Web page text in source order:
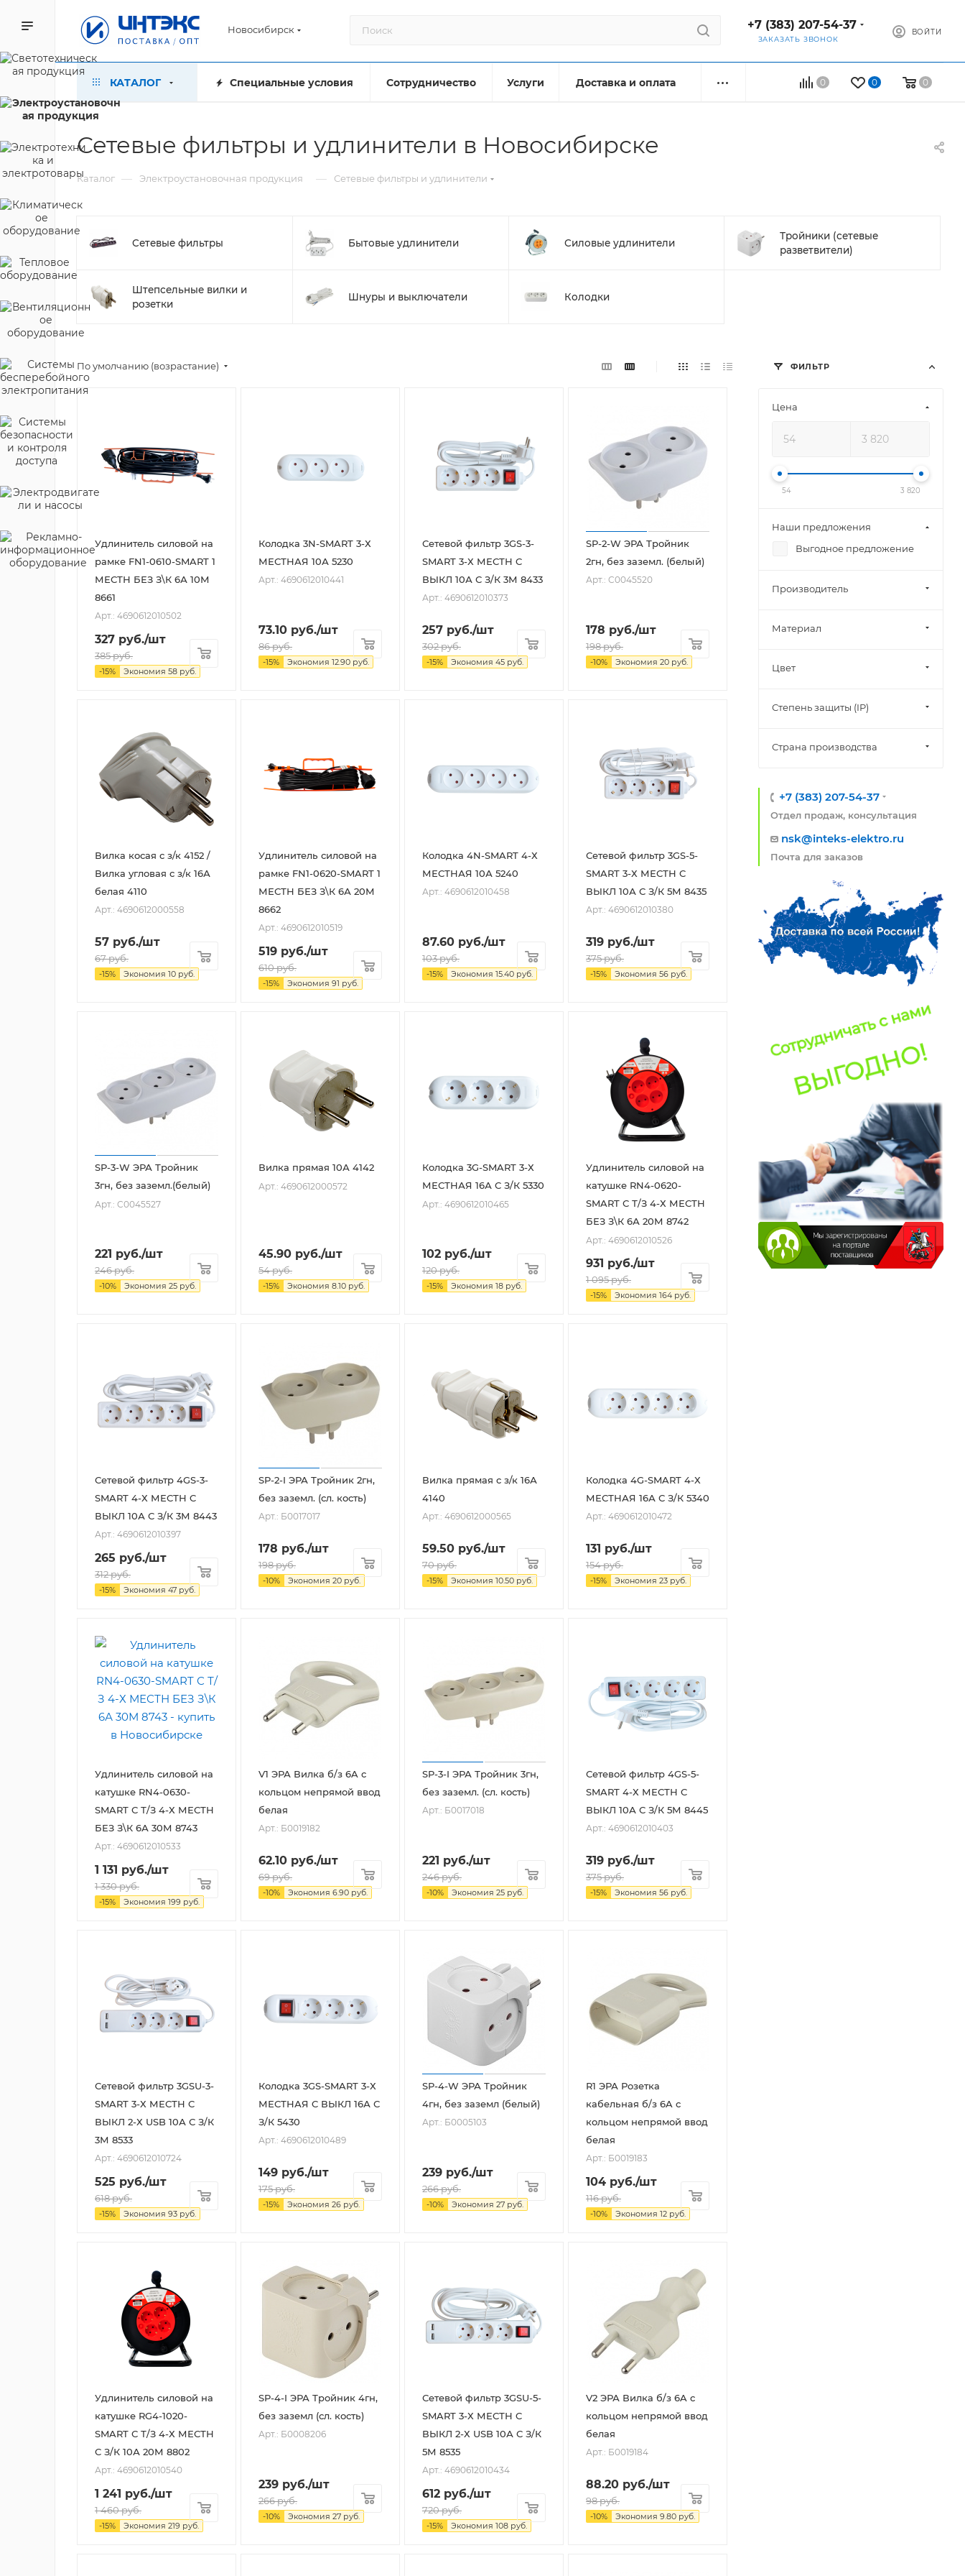
Новосибирск +7 (383) 207-54-37
ЗАКАЗАТЬ ЗВОНОК
ВОЙТИ
0 0 0
КАТАЛОГ Специальные условия Сотрудничество Услуги Доставка и оплата
Сетевые фильтры и удлинители в Новосибирске
Каталог — Электроустановочная продукция — Сетевые фильтры и удлинители
Сетевые фильтры Бытовые удлинители Силовые удлинители
Тройники (сетевые
разветвители)
Штепсельные вилки и
розетки
Шнуры и выключатели Колодки
По умолчанию (возрастание)
Удлинитель силовой на
рамке FN1-0610-SMART 1
МЕСТН БЕЗ З\К 6А 10М
8661
Арт.: 4690612010502
327 руб./шт
385руб.
-15% Экономия 58 руб.
Колодка 3N-SMART 3-Х
МЕСТНАЯ 10А 5230
Арт.: 4690612010441
73.10 руб./шт
86руб.
-15% Экономия 12.90 руб.
Сетевой фильтр 3GS-3-
SMART 3-Х МЕСТН C
ВЫКЛ 10А С З/К 3М 8433
Арт.: 4690612010373
257 руб./шт
302руб.
-15% Экономия 45 руб.
SP-2-W ЭРА Тройник
2гн, без заземл. (белый)
Арт.: C0045520
178 руб./шт
198руб.
-10% Экономия 20 руб.
Вилка косая с з/к 4152 /
Вилка угловая с з/к 16А
белая 4110
Арт.: 4690612000558
57 руб./шт
67руб.
-15% Экономия 10 руб.
Удлинитель силовой на
рамке FN1-0620-SMART 1
МЕСТН БЕЗ З\К 6А 20М
8662
Арт.: 4690612010519
519 руб./шт
610руб.
-15% Экономия 91 руб.
Колодка 4N-SMART 4-Х
МЕСТНАЯ 10А 5240
Арт.: 4690612010458
87.60 руб./шт
103руб.
-15% Экономия 15.40 руб.
Сетевой фильтр 3GS-5-
SMART 3-Х МЕСТН C
ВЫКЛ 10А С З/К 5М 8435
Арт.: 4690612010380
319 руб./шт
375руб.
-15% Экономия 56 руб.
SP-3-W ЭРА Тройник
3гн, без заземл.(белый)
Арт.: C0045527
221 руб./шт
246руб.
-10% Экономия 25 руб.
Вилка прямая 10А 4142
Арт.: 4690612000572
45.90 руб./шт
54руб.
-15% Экономия 8.10 руб.
Колодка 3G-SMART 3-Х
МЕСТНАЯ 16А С З/К 5330
Арт.: 4690612010465
102 руб./шт
120руб.
-15% Экономия 18 руб.
Удлинитель силовой на
катушке RN4-0620-
SMART С Т/З 4-Х МЕСТН
БЕЗ З\К 6А 20М 8742
Арт.: 4690612010526
931 руб./шт
1 095руб.
-15% Экономия 164 руб.
Сетевой фильтр 4GS-3-
SMART 4-Х МЕСТН C
ВЫКЛ 10А С З/К 3М 8443
Арт.: 4690612010397
265 руб./шт
312руб.
-15% Экономия 47 руб.
SP-2-I ЭРА Тройник 2гн,
без заземл. (сл. кость)
Арт.: Б0017017
178 руб./шт
198руб.
-10% Экономия 20 руб.
Вилка прямая с з/к 16А
4140
Арт.: 4690612000565
59.50 руб./шт
70руб.
-15% Экономия 10.50 руб.
Колодка 4G-SMART 4-Х
МЕСТНАЯ 16А С З/К 5340
Арт.: 4690612010472
131 руб./шт
154руб.
-15% Экономия 23 руб.
Удлинитель силовой на
катушке RN4-0630-
SMART С Т/З 4-Х МЕСТН
БЕЗ З\К 6А 30М 8743
Арт.: 4690612010533
1 131 руб./шт
1 330руб.
-15% Экономия 199 руб.
V1 ЭРА Вилка б/з 6A с
кольцом непрямой ввод
белая
Арт.: Б0019182
62.10 руб./шт
69руб.
-10% Экономия 6.90 руб.
SP-3-I ЭРА Тройник 3гн,
без заземл. (сл. кость)
Арт.: Б0017018
221 руб./шт
246руб.
-10% Экономия 25 руб.
Сетевой фильтр 4GS-5-
SMART 4-Х МЕСТН C
ВЫКЛ 10А С З/К 5М 8445
Арт.: 4690612010403
319 руб./шт
375руб.
-15% Экономия 56 руб.
Сетевой фильтр 3GSU-3-
SMART 3-Х МЕСТН C
ВЫКЛ 2-Х USB 10А С З/К
3М 8533
Арт.: 4690612010724
525 руб./шт
618руб.
-15% Экономия 93 руб.
Колодка 3GS-SMART 3-Х
МЕСТНАЯ C ВЫКЛ 16А С
З/К 5430
Арт.: 4690612010489
149 руб./шт
175руб.
-15% Экономия 26 руб.
SP-4-W ЭРА Тройник
4гн, без заземл (белый)
Арт.: Б0005103
239 руб./шт
266руб.
-10% Экономия 27 руб.
R1 ЭРА Розетка
кабельная б/з 6A с
кольцом непрямой ввод
белая
Арт.: Б0019183
104 руб./шт
116руб.
-10% Экономия 12 руб.
Удлинитель силовой на
катушке RG4-1020-
SMART С Т/З 4-Х МЕСТН
С З/К 10А 20М 8802
Арт.: 4690612010540
1 241 руб./шт
1 460руб.
-15% Экономия 219 руб.
SP-4-I ЭРА Тройник 4гн,
без заземл (сл. кость)
Арт.: Б0008206
239 руб./шт
266руб.
-10% Экономия 27 руб.
Сетевой фильтр 3GSU-5-
SMART 3-Х МЕСТН C
ВЫКЛ 2-Х USB 10А С З/К
5М 8535
Арт.: 4690612010434
612 руб./шт
720руб.
-15% Экономия 108 руб.
V2 ЭРА Вилка б/з 6A с
кольцом непрямой ввод
белая
Арт.: Б0019184
88.20 руб./шт
98руб.
-10% Экономия 9.80 руб.
ФИЛЬТР
Цена
54 3 820
Наши предложения
Выгодное предложение
Производитель
Материал
Цвет
Степень защиты (IP)
Страна производства
+7 (383) 207-54-37
Отдел продаж, консультация
nsk@inteks-elektro.ru
Почта для заказов